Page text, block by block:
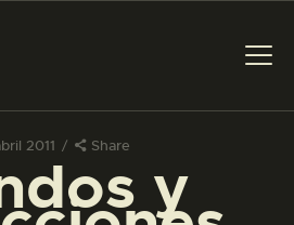
2011 Share
y
LA VISITA